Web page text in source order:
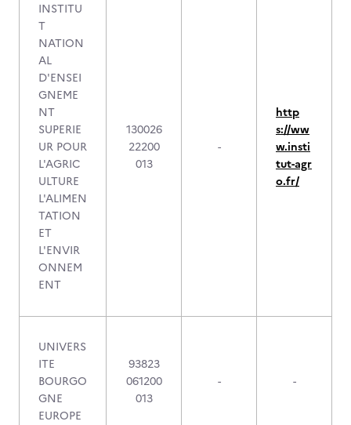
INSTITU
T
NATION
AL
D'ENSEI
GNEME
NT
SUPERIE
UR POUR
L'AGRIC
ULTURE
L'ALIMEN
TATION
ET
L'ENVIR
ONNEM
ENT
130026
22200
013
-
http
s://ww
w.insti
tut-agr
o.fr/
UNIVERS
ITE
BOURGO
GNE
EUROPE
93823
061200
013
- -